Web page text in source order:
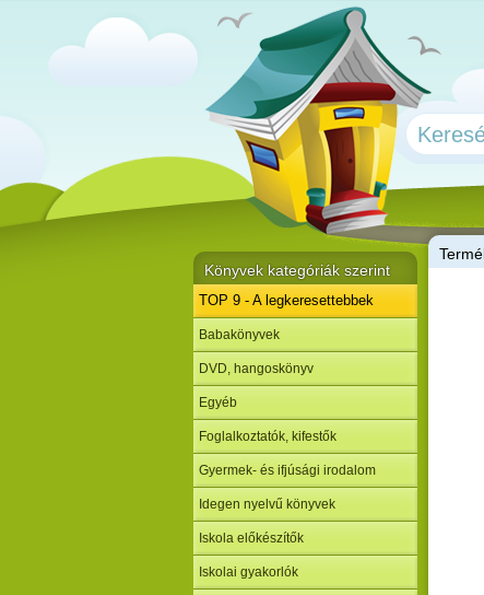
T
Könyvek kategóriák szerint
TOP 9 - A legkeresettebbek
Babakönyvek
DVD, hangoskönyv
Egyéb
Foglalkoztatók, kifestők
Gyermek- és ifjúsági irodalom
Idegen nyelvű könyvek
Iskola előkészítők
Iskolai gyakorlók